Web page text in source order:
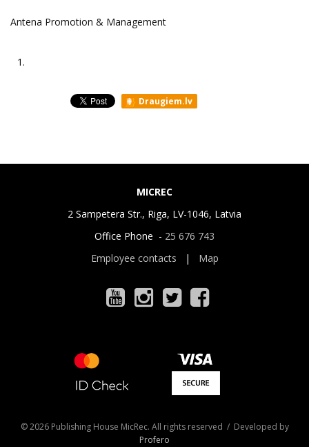
Antena Promotion & Management
1.
Draugiem.lv
MICREC
2 Sampetera Str., Riga, LV-1046, Latvia
Office Phone - 25 676 743
Employee contacts | Map
© 2026 Publishing House MicRec. All rights reserved / Developed by
Profero